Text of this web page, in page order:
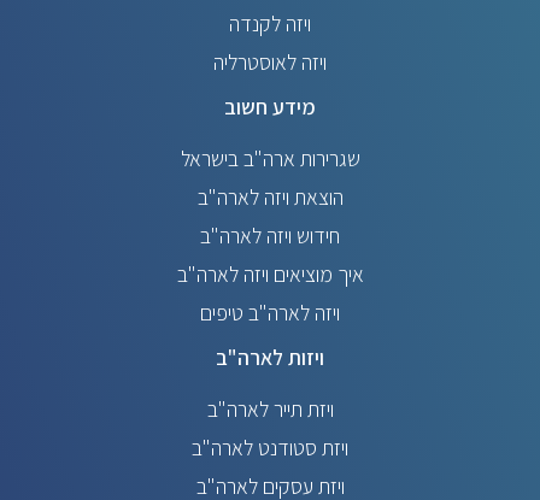
ויזה לקנדה
ויזה לאוסטרליה
מידע חשוב
שגרירות ארה"ב בישראל
הוצאת ויזה לארה"ב
חידוש ויזה לארה"ב
איך מוציאים ויזה לארה"ב
ויזה לארה"ב טיפים
ויזות לארה"ב
ויזת תייר לארה"ב
ויזת סטודנט לארה"ב
ויזת עסקים לארה"ב